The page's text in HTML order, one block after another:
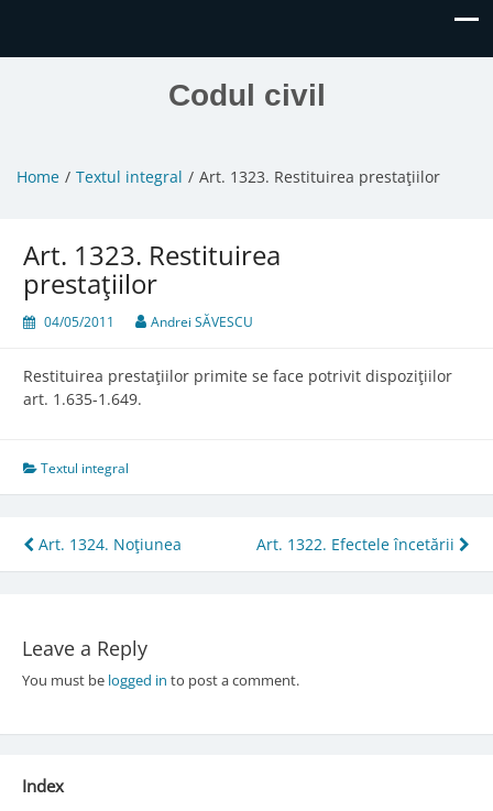
Codul civil
Home Textul integral Art. 1323. Restituirea prestaţiilor
Art. 1323. Restituirea
prestaţiilor
04/05/2011 Andrei SĂVESCU
Restituirea prestaţiilor primite se face potrivit dispoziţiilor
art. 1.635-1.649.
Textul integral
Post
navigation
Art. 1324. Noţiunea Art. 1322. Efectele încetării
Leave a Reply
You must be logged in to post a comment.
Index